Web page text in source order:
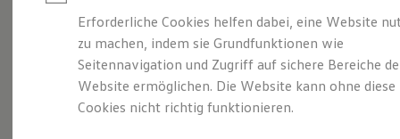
Leasing
Leasing-Angebote
Gebrauchtwagen Leasing
Junge Gebrauchtwagen-Leasing
Elektroauto Leasing
Kleinwagen-Leasing
Leasing ohne Anzahlung
Karriere in Ihrem
Autohaus Kölbl
Erforderliche Cookies helfen dabei, eine Website
zu machen, indem sie Grundfunktionen wie
Seitennavigation und Zugriff auf sichere Bereiche
Website ermöglichen. Die Website kann ohne diese
Cookies nicht richtig funktionieren.